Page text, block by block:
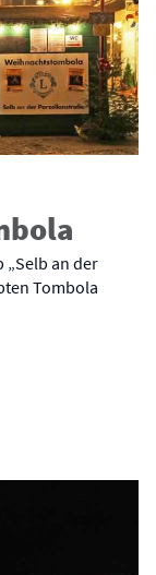
„Selb an der
Tombola